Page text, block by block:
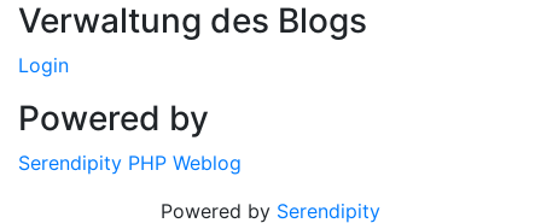
Verwaltung des Blogs
Login
Powered by
Serendipity PHP Weblog
Powered by Serendipity